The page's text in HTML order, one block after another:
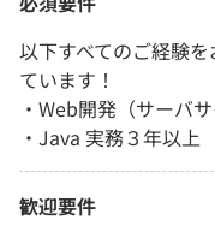
以下すべてのご経験
ています！
・Web開発（サーバ
・Java 実務３年以上
歓迎要件